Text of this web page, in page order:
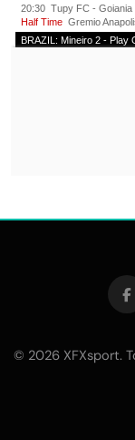
© 2026 XFXsport.